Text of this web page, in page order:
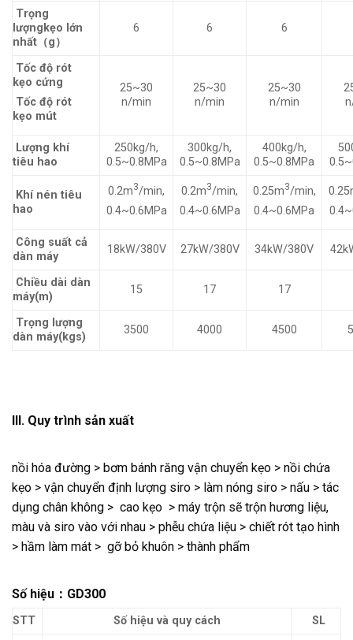
Trọng
lượngkẹo lớn
nhất（g）
6 6 6
Tốc độ rót
kẹo cứng
Tốc độ rót
kẹo mút
25~30
n/min
25~30
n/min
25~30
n/min
Lượng khí
tiêu hao
250kg/h,
0.5~0.8MPa
300kg/h,
0.5~0.8MPa
400kg/h,
0.5~0.8MPa
Khí nén tiêu
hao
0.2m3/min,
0.4~0.6MPa
0.2m3/min,
0.4~0.6MPa
0.25m3/min,
0.4~0.6MPa
Công suất cả
dàn máy
18kW/380V 27kW/380V 34kW/380V
Chiều dài dàn
máy(m)
15 17 17
Trọng lượng
dàn máy(kgs)
3500 4000 4500
III. Quy trình sản xuất
nồi hóa đường > bơm bánh răng vận chuyển kẹo > nồi chứa
kẹo > vận chuyển định lượng siro > làm nóng siro > nấu > tác
dụng chân không > cao kẹo > máy trộn sẽ trộn hương liệu,
màu và siro vào với nhau > phễu chứa liệu > chiết rót tạo hình
> hầm làm mát > gỡ bỏ khuôn > thành phẩm
Số hiệu ：GD300
STT Số hiệu và quy cách
SL